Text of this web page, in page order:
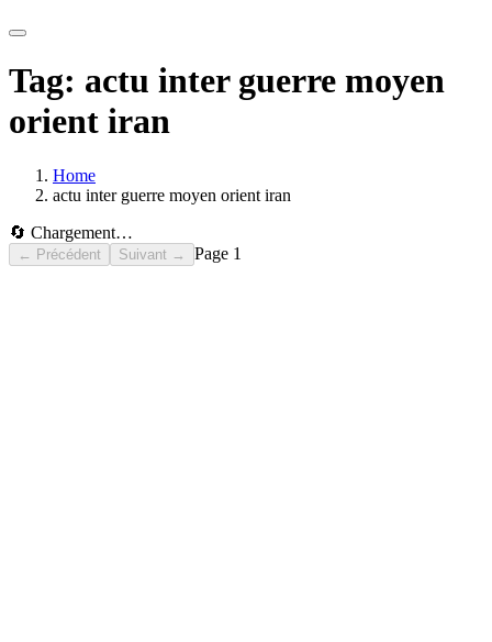
Tag: actu inter guerre moyen
orient iran
Home
actu inter guerre moyen orient iran
🔄 Chargement…
← Précédent Suivant → Page 1